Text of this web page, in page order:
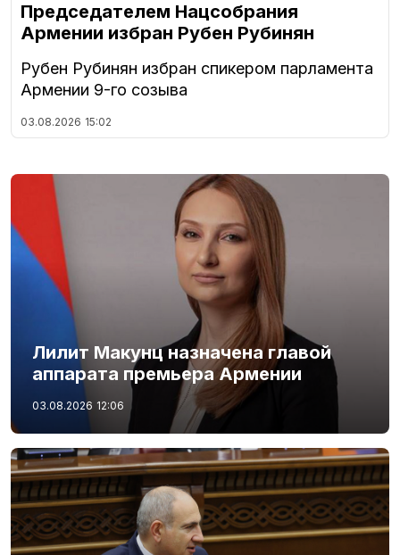
Председателем Нацсобрания
Армении избран Рубен Рубинян
Рубен Рубинян избран спикером парламента
Армении 9-го созыва
03.08.2026 15:02
Лилит Макунц назначена главой
аппарата премьера Армении
03.08.2026 12:06